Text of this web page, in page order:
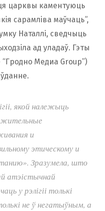
царквы каментуюць
сарамліва маўчаць”,
Наталлі, сведчыць
ад уладаў. Гэты
Медиа Group”)
якой належыць
и
этическому и
Зразумела, што
атэістычнай
у рэлігіі толькі
не ў негатыўным, а